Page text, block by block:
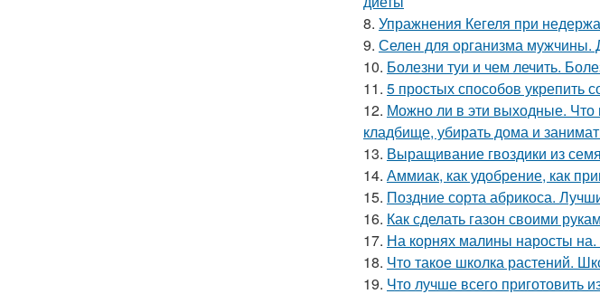
8. Упражнения Кегеля при
9. Селен для организма мужчины.
10. Болезни туи и чем лечить.
11. 5 простых способов укрепить
12. Можно ли в эти выходные. Что
кладбище, убирать дома и
13. Выращивание гвоздики из
14. Аммиак, как удобрение, как
15. Поздние сорта абрикоса.
16. Как сделать газон своими
17. На корнях малины наросты на.
18. Что такое школка растений.
19. Что лучше всего приготовить